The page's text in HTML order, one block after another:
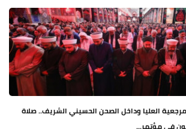
العليا وداخل الصحن الحسيني الشريف.. صلاة
في مؤتمر...